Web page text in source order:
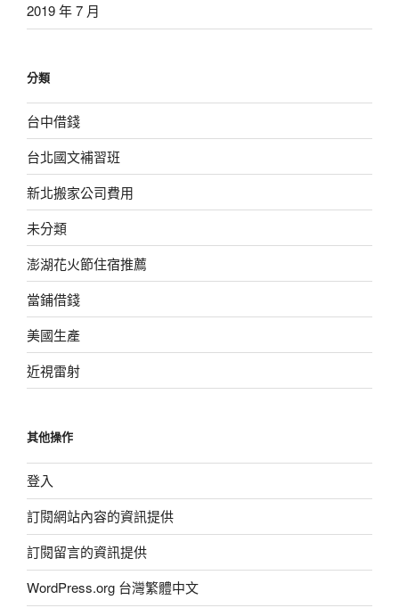
2019 年 7 月
分類
台中借錢
台北國文補習班
新北搬家公司費用
未分類
澎湖花火節住宿推薦
當鋪借錢
美國生產
近視雷射
其他操作
登入
訂閱網站內容的資訊提供
訂閱留言的資訊提供
WordPress.org 台灣繁體中文